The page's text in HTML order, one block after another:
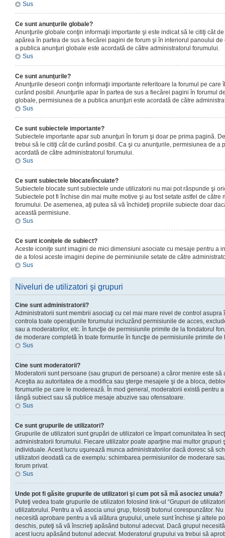
Sus
Ce sunt anunţurile globale?
Anunţurile globale conţin informaţii importante şi este indicat să le citiţi cât
apărea în partea de sus a fiecărei pagini de forum şi în interiorul panoului
a publica anunţuri globale este acordată de către administratorul forumului.
Sus
Ce sunt anunţurile?
Anunţurile deseori conţin informaţii importante referitoare la forumul pe care
curând posibil. Anunţurile apar în partea de sus a fiecărei pagini în forumul
globale, permisiunea de a publica anunţuri este acordată de către
Sus
Ce sunt subiectele importante?
Subiectele importante apar sub anunţuri în forum şi doar pe prima pagină.
trebui să le citiţi cât de curând posibil. Ca şi cu anunţurile, permisiunea de a
acordată de către administratorul forumului.
Sus
Ce sunt subiectele blocate/încuiate?
Subiectele blocate sunt subiectele unde utilizatorii nu mai pot răspunde şi
Subiectele pot fi închise din mai multe motive şi au fost setate astfel de către
forumului. De asemenea, aţi putea să vă închideţi propriile subiecte doar
această permisiune.
Sus
Ce sunt iconiţele de subiect?
Aceste iconiţe sunt imagini de mici dimensiuni asociate cu mesaje pentru a
de a folosi aceste imagini depine de perminiunile setate de către
Sus
Niveluri de utilizatori şi grupuri
Cine sunt administratorii?
Administratorii sunt membrii asociaţi cu cel mai mare nivel de control asupra
controla toate operaţiunile forumului incluzând permisiunile de acces,
sau a moderatorilor, etc. în funcţie de permisiunile primite de la fondatorul
de moderare completă în toate formurile în funcţie de permisiunile primite de
Sus
Cine sunt moderatorii?
Moderatorii sunt persoane (sau grupuri de persoane) a căror menire este
Aceştia au autoritatea de a modifica sau şterge mesajele şi de a bloca,
forumurile pe care le moderează. În mod general, moderatorii există pentru
lângă subiect sau să publice mesaje abuzive sau ofensatoare.
Sus
Ce sunt grupurile de utilizatori?
Grupurile de utilizatori sunt grupări de utilizatori ce împart comunitatea în
administratorii forumului. Fiecare utilizator poate aparţine mai multor grupuri
individuale. Acest lucru uşurează munca administratorilor dacă doresc să
utilizatori deodată ca de exemplu: schimbarea permisiunilor de moderare
forum privat.
Sus
Unde pot fi găsite grupurile de utilizatori şi cum pot să mă asociez unuia?
Puteţi vedea toate grupurile de utilizatori folosind link-ul “Grupuri de
utilizatorului. Pentru a vă asocia unui grup, folosiţi butonul corespunzător.
necesită aprobare pentru a vă alătura grupului, unele sunt închise şi altele
deschis, puteţi să vă înscrieţi apăsând butonul adecvat. Dacă grupul
acest lucru apăsând butonul adecvat. Moderatorul grupului va trebui să